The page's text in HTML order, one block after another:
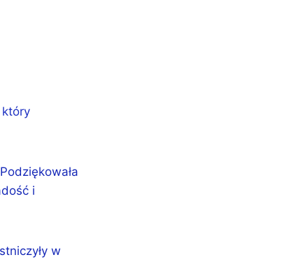
który
i
w